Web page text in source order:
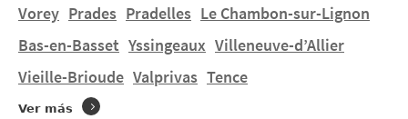
Hacer camping en el Alto Loirasignifica descubrir la
Puy-en-Velay
, recorrer una parte del
camino de Santiago y degustar los quesos de cabra
locales para disfrutar de unas vacaciones familiares
sabrosas y naturales.
Vorey Prades Pradelles Le Chambon-sur-Lignon
Bas-en-Basset Yssingeaux Villeneuve-d’Allier
Vieille-Brioude Valprivas Tence
Ver más